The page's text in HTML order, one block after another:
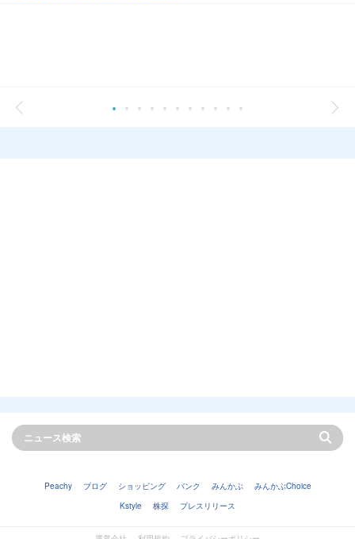
Peachy ブログ ショッピング バンク みんかぶ
みんかぶChoice
Kstyle
株探 プレスリリース